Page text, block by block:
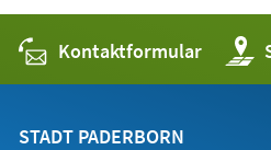
Kontaktformular
in
STADT PADERBORN